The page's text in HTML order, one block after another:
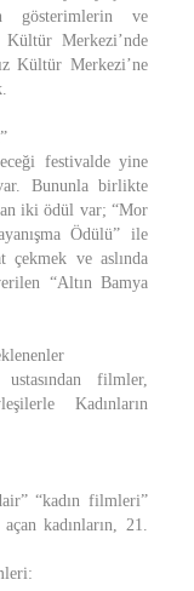
gösterimlerin ve
Merkezi’nde
Kültür Merkezi’ne
festivalde yine
Bununla birlikte
iki ödül var; “Mor
Ödülü” ile
çekmek ve aslında
“Altın Bamya
filmler,
Kadınların
“kadın filmleri”
kadınların, 21.